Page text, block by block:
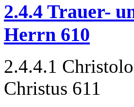
2.4.4 Trauer-
Herrn 610
2.4.4.1
Christus 611